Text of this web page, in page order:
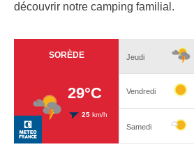
découvrir notre camping familial.